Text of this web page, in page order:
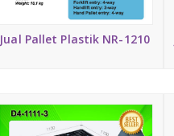
Jual Pallet Plastik NR-1210